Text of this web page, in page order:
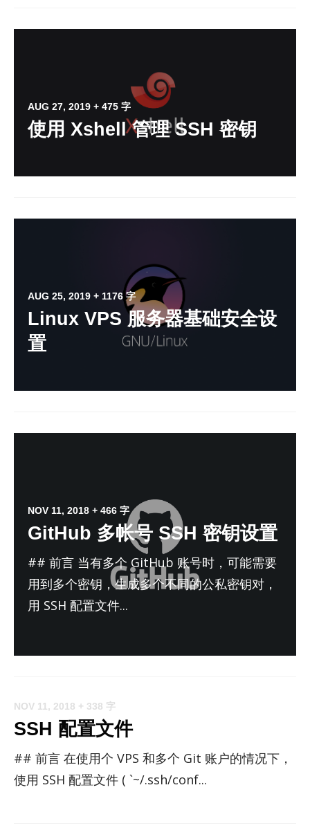
AUG 27, 2019 + 475 字
使用 Xshell 管理 SSH 密钥
AUG 25, 2019 + 1176 字
Linux VPS 服务器基础安全设
置
NOV 11, 2018 + 466 字
GitHub 多帐号 SSH 密钥设置
## 前言 当有多个 GitHub 账号时，可能需要
用到多个密钥，生成多个不同的公私密钥对，
用 SSH 配置文件...
NOV 11, 2018 + 338 字
SSH 配置文件
## 前言 在使用个 VPS 和多个 Git 账户的情况下，
使用 SSH 配置文件 ( `~/.ssh/conf...